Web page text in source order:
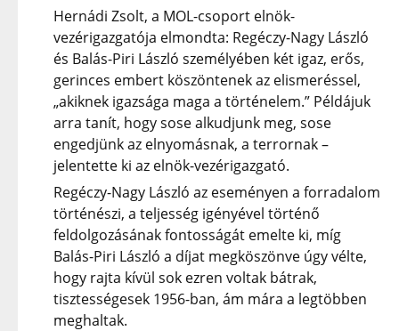
Hernádi Zsolt, a MOL-csoport elnök-
vezérigazgatója elmondta: Regéczy-Nagy László
és Balás-Piri László személyében két igaz, erős,
gerinces embert köszöntenek az elismeréssel,
„akiknek igazsága maga a történelem.” Példájuk
arra tanít, hogy sose alkudjunk meg, sose
engedjünk az elnyomásnak, a terrornak –
jelentette ki az elnök-vezérigazgató.
Regéczy-Nagy László az eseményen a forradalom
történészi, a teljesség igényével történő
feldolgozásának fontosságát emelte ki, míg
Balás-Piri László a díjat megköszönve úgy vélte,
hogy rajta kívül sok ezren voltak bátrak,
tisztességesek 1956-ban, ám mára a legtöbben
meghaltak.